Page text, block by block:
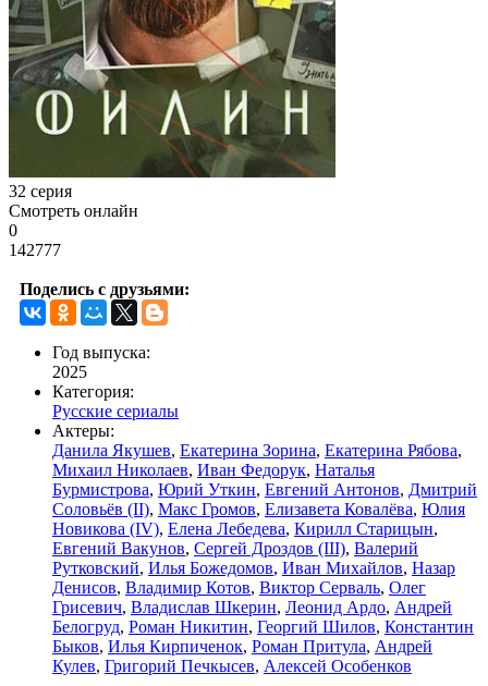
32 серия
Смотреть онлайн
0
142777
Поделись с друзьями:
Год выпуска:
2025
Категория:
Русские сериалы
Актеры:
Данила Якушев, Екатерина Зорина, Екатерина Рябова,
Михаил Николаев, Иван Федорук, Наталья
Бурмистрова, Юрий Уткин, Евгений Антонов, Дмитрий
Соловьёв (II), Макс Громов, Елизавета Ковалёва, Юлия
Новикова (IV), Елена Лебедева, Кирилл Старицын,
Евгений Вакунов, Сергей Дроздов (III), Валерий
Рутковский, Илья Божедомов, Иван Михайлов, Назар
Денисов, Владимир Котов, Виктор Серваль, Олег
Грисевич, Владислав Шкерин, Леонид Ардо, Андрей
Белогруд, Роман Никитин, Георгий Шилов, Константин
Быков, Илья Кирпиченок, Роман Притула, Андрей
Кулев, Григорий Печкысев, Алексей Особенков